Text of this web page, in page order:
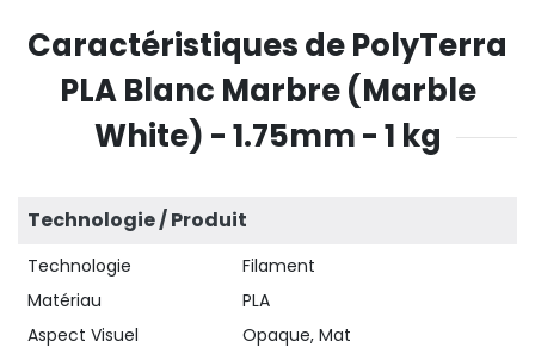
Caractéristiques de PolyTerra
PLA Blanc Marbre (Marble
White) - 1.75mm - 1 kg
Technologie / Produit
Technologie
Filament
Matériau
PLA
Aspect Visuel
Opaque, Mat